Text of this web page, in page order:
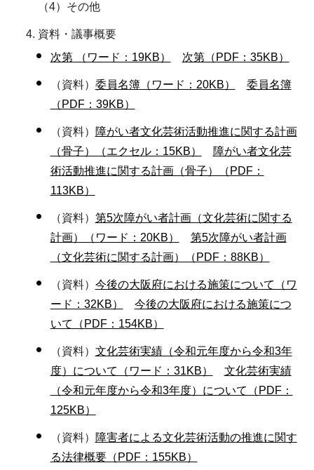
（4）その他
資料・議事概要
次第 （ワード：19KB）
次第（PDF：35KB）
（資料） 委員名簿（ワード：20KB）
委員名簿
（PDF：39KB）
（資料） 障がい者文化芸術活動推進に関する計画
（骨子）（エクセル：15KB）
障がい者文化芸
術活動推進に関する計画（骨子）（PDF：
113KB）
（資料） 第5次障がい者計画（文化芸術に関する
計画）（ワード：20KB）
第5次障がい者計画
（文化芸術に関する計画）（PDF：88KB）
（資料） 今後の大阪府における施策について（ワ
ード：32KB）
今後の大阪府における施策につ
いて（PDF：154KB）
（資料） 文化芸術実績（令和元年度から令和3年
度）について（ワード：31KB）
文化芸術実績
（令和元年度から令和3年度）について（PDF：
125KB）
（資料） 障害者による文化芸術活動の推進に関す
る法律概要（PDF：155KB）